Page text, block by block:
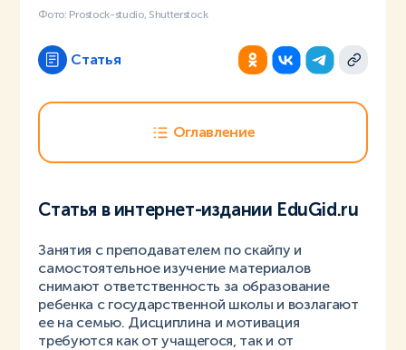
Фото: Prostock-studio, Shutterstock
Статья
Оглавление
Статья в интернет-издании EduGid.ru
Занятия с преподавателем по скайпу и
самостоятельное изучение материалов
снимают ответственность за образование
ребенка с государственной школы и возлагают
ее на семью. Дисциплина и мотивация
требуются как от учащегося, так и от